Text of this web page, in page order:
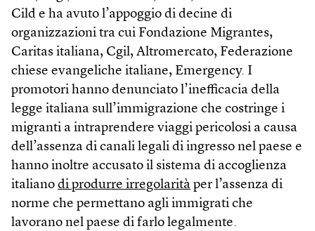
Cild e ha avuto l’appoggio di decine di
organizzazioni tra cui Fondazione Migrantes,
Caritas italiana, Cgil, Altromercato, Federazione
chiese evangeliche italiane, Emergency. I
promotori hanno denunciato l’inefficacia della
legge italiana sull’immigrazione che costringe i
migranti a intraprendere viaggi pericolosi a causa
dell’assenza di canali legali di ingresso nel paese e
hanno inoltre accusato il sistema di accoglienza
italiano di produrre irregolarità per l’assenza di
norme che permettano agli immigrati che
lavorano nel paese di farlo legalmente.